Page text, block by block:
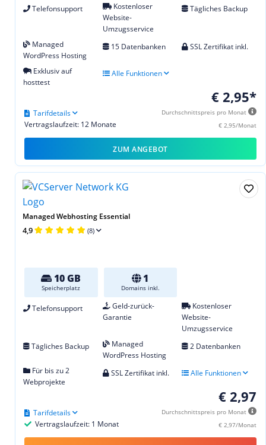
Telefonsupport
Kostenloser
Website-
Umzugsservice
Tägliches Backup
Managed
WordPress Hosting
15 Datenbanken SSL Zertifikat inkl.
Exklusiv auf
hosttest
Alle Funktionen
€ 2,95*
Durchschnittspreis pro Monat
€ 2,95/Monat
Vertragslaufzeit: 12 Monate
Tarifdetails
ZUM ANGEBOT
Managed Webhosting Essential
4,9 (8)
10 GB
Speicherplatz
1
Domains inkl.
Telefonsupport
Geld-zurück-
Garantie
Kostenloser
Website-
Umzugsservice
Tägliches Backup
Managed
WordPress Hosting
2 Datenbanken
Für bis zu 2
Webprojekte
SSL Zertifikat inkl. Alle Funktionen
€ 2,97
Durchschnittspreis pro Monat
€ 2,97/Monat
Vertragslaufzeit: 1 Monat
Tarifdetails